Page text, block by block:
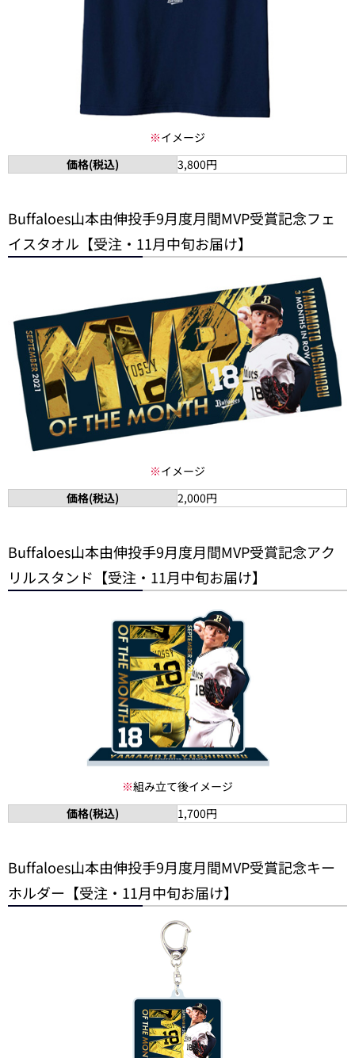
※イメージ
価格(税込)
3,800円
Buffaloes山本由伸投手9月度月間MVP受賞記念フェ
イスタオル【受注・11月中旬お届け】
※イメージ
価格(税込)
2,000円
Buffaloes山本由伸投手9月度月間MVP受賞記念アク
リルスタンド【受注・11月中旬お届け】
※組み立て後イメージ
価格(税込)
1,700円
Buffaloes山本由伸投手9月度月間MVP受賞記念キー
ホルダー【受注・11月中旬お届け】